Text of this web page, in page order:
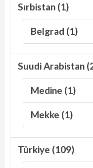
Sırbistan (1)
Belgrad (1)
Suudi Arabistan
Medine (1)
Mekke (1)
Türkiye (109)